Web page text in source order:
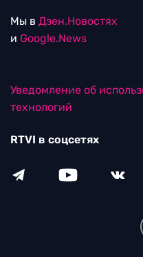
Мы в Дзен.Новостях
и Google.News
Уведомление об
технологий
RTVI в соцсетях